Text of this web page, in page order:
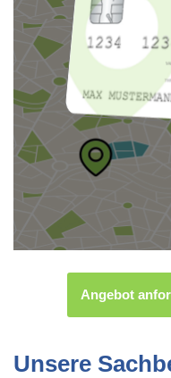
Angebot
Unsere